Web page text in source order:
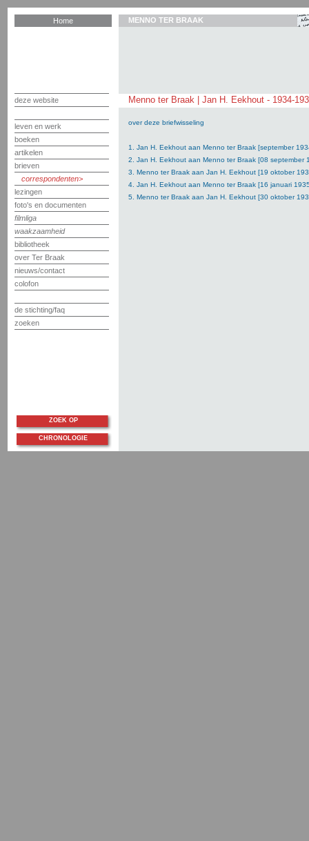
Home
deze website
leven en werk
boeken
artikelen
brieven
correspondenten
lezingen
foto's en documenten
filmliga
waakzaamheid
bibliotheek
over Ter Braak
nieuws/contact
colofon
de stichting/faq
zoeken
MENNO TER BRAAK
Menno ter Braak | Jan H. Eekhout - 1934-
over deze briefwisseling
1. Jan H. Eekhout aan Menno ter Braak [september
2. Jan H. Eekhout aan Menno ter Braak [08 september
3. Menno ter Braak aan Jan H. Eekhout [19 oktober
4. Jan H. Eekhout aan Menno ter Braak [16 januari
5. Menno ter Braak aan Jan H. Eekhout [30 oktober
ZOEK OP
CHRONOLOGIE